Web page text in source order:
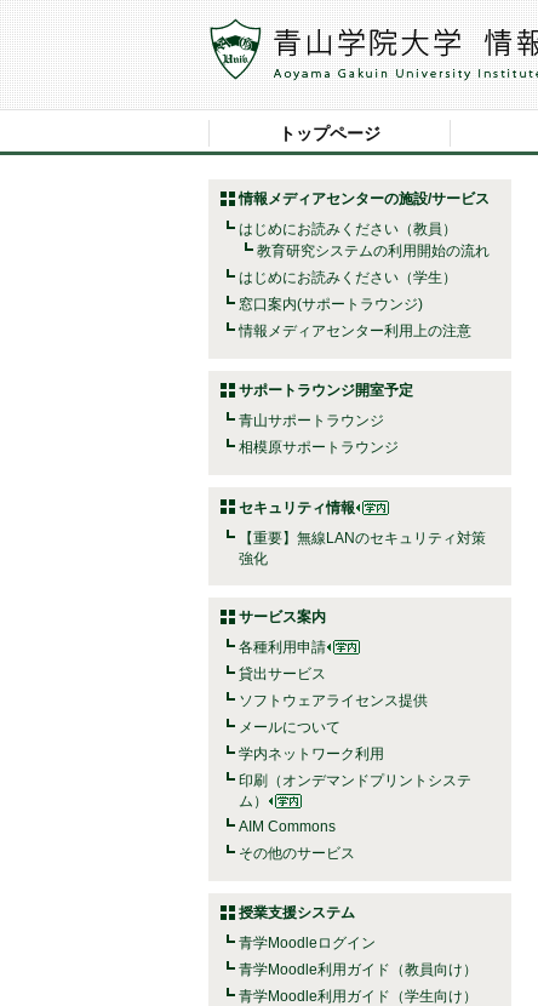
トップページ
情報メディアセンターの施設/サービス
はじめにお読みください（教員）
教育研究システムの利用開始の流れ
はじめにお読みください（学生）
窓口案内(サポートラウンジ)
情報メディアセンター利用上の注意
サポートラウンジ開室予定
青山サポートラウンジ
相模原サポートラウンジ
セキュリティ情報
【重要】無線LANのセキュリティ対策
強化
サービス案内
各種利用申請
貸出サービス
ソフトウェアライセンス提供
メールについて
学内ネットワーク利用
印刷（オンデマンドプリントシステ
ム）
AIM Commons
その他のサービス
授業支援システム
青学Moodleログイン
青学Moodle利用ガイド（教員向け）
青学Moodle利用ガイド（学生向け）